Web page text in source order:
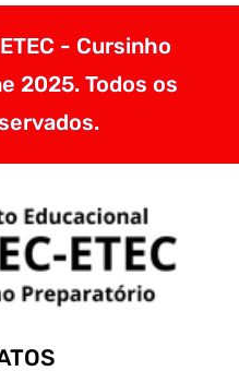
- Cursinho
2025. Todos os